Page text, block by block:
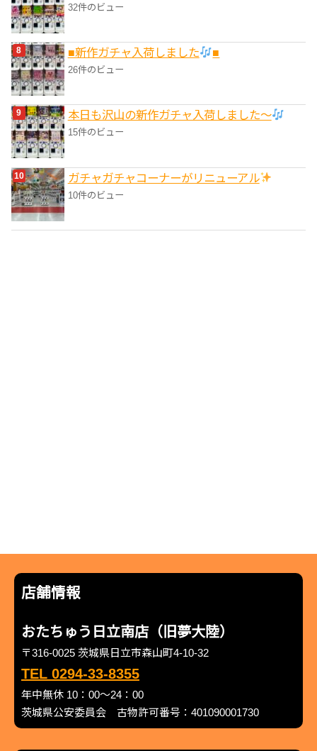
32件のビュー
■新作ガチャ入荷しました ■
26件のビュー
本日も沢山の新作ガチャ入荷しました〜
15件のビュー
ガチャガチャコーナーがリニューアル
10件のビュー
店舗情報
おたちゅう日立南店（旧夢大陸）
〒316-0025 茨城県日立市森山町4-10-32
TEL 0294-33-8355
年中無休 10：00～24：00
茨城県公安委員会 古物許可番号：401090001730